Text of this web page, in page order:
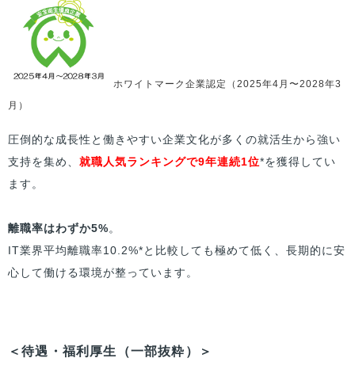
ホワイトマーク企業認定（2025年4月〜2028年3
月）
圧倒的な成長性と働きやすい企業文化が多くの就活生から強い
支持を集め、 就職人気ランキングで9年連続1位*を獲得してい
ます。
離職率はわずか5%。
IT業界平均離職率10.2%*と比較しても極めて低く、長期的に安
心して働ける環境が整っています。
＜待遇・福利厚生（一部抜粋）＞